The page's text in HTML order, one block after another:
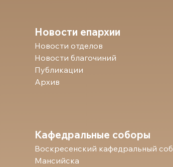
Новости епархии
Новости отделов
Новости благочиний
Публикации
Архив
Кафедральные соборы
Воскресенский кафедральный
Мансийска